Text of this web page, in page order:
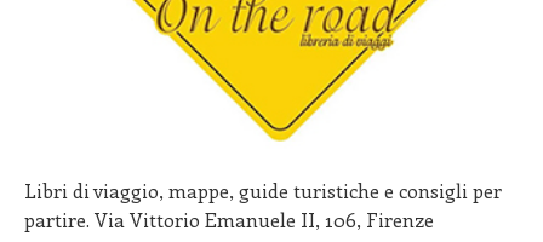
Libri di viaggio, mappe, guide turistiche e consigli per
partire. Via Vittorio Emanuele II, 106, Firenze